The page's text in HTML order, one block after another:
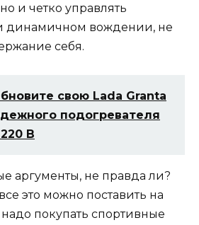
и четко управлять
динамичном вождении, не
себя.
свою Lada Granta
подогревателя
В
аргументы, не правда ли?
это можно поставить на
надо покупать спортивные